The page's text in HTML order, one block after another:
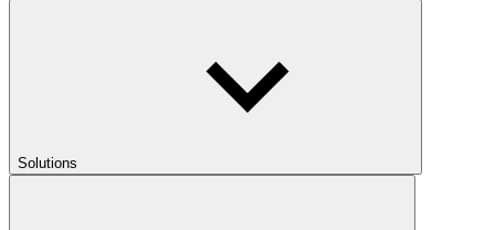
Solutions